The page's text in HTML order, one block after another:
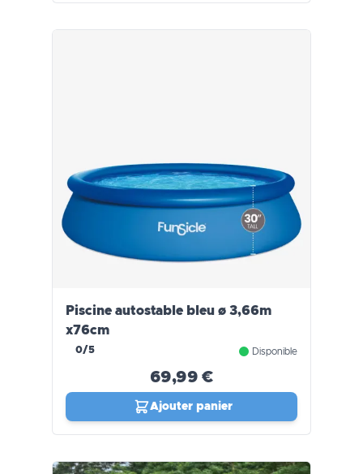
Piscine autostable bleu ø 3,66m
x76cm
0/5 Disponible
69,99 €
Ajouter panier